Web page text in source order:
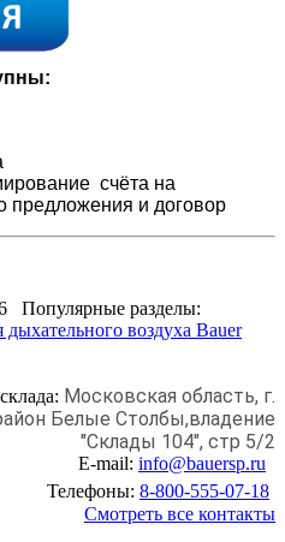
счёта на
предложения и договор
Популярные разделы:
воздуха Bauer
Московская область, г.
Белые Столбы,владение
"Склады 104", стр 5/2
E-mail: info@bauersp.ru
Телефоны: 8-800-555-07-18
Смотреть все контакты